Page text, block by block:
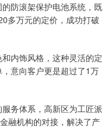
防滚架保护电池系统，既
多万元的定价，成功打破
内饰风格，这种灵活的定
意向客户更是超过了1万
务体系，高新区为工匠派
融机构的对接，解决了产